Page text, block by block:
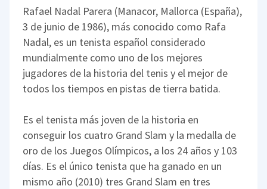
Rafael Nadal Parera (Manacor, Mallorca (España),
3 de junio de 1986), más conocido como Rafa
Nadal, es un tenista español considerado
mundialmente como uno de los mejores
jugadores de la historia del tenis y el mejor de
todos los tiempos en pistas de tierra batida.
Es el tenista más joven de la historia en
conseguir los cuatro Grand Slam y la medalla de
oro de los Juegos Olímpicos, a los 24 años y 103
días. Es el único tenista que ha ganado en un
mismo año (2010) tres Grand Slam en tres